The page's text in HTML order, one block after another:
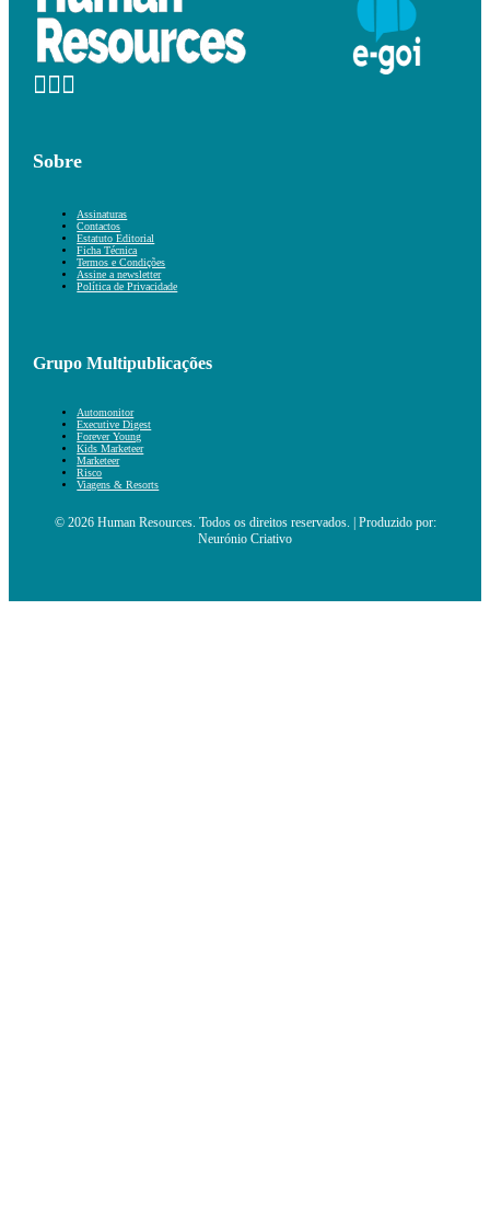
Sobre
Assinaturas
Contactos
Estatuto Editorial
Ficha Técnica
Termos e Condições
Assine a newsletter
Política de Privacidade
Grupo Multipublicações
Automonitor
Executive Digest
Forever Young
Kids Marketeer
Marketeer
Risco
Viagens & Resorts
© 2026 Human Resources. Todos os direitos reservados. | Produzido por:
Neurónio Criativo